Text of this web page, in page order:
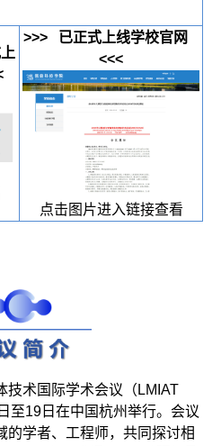
>>> 已正式上线学校官网
<<<
点击图片进入链接查看
术国际学术会议（LMIAT
至19日在中国杭州举行。会议
的学者、工程师，共同探讨相